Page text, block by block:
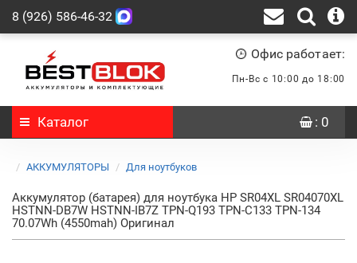
8 (926) 586-46-32
Офис работает:
Пн-Вс с 10:00 до 18:00
Каталог : 0
АККУМУЛЯТОРЫ Для ноутбуков
Аккумулятор (батарея) для ноутбука HP SR04XL SR04070XL
HSTNN-DB7W HSTNN-IB7Z TPN-Q193 TPN-C133 TPN-134
70.07Wh (4550mah) Оригинал